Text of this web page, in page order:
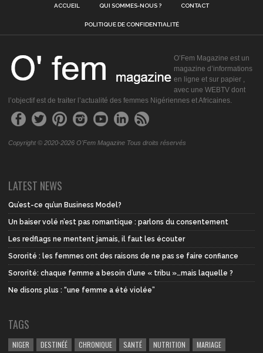
ACCUEIL QUI SOMMES-NOUS ? CONTACT
POLITIQUE DE CONFIDENTIALITÉ
O’Fem Magazine est un
magazine d’informations
en ligne et sur papier ,
avec une WEBTV dont
l’objectif est de traiter l’actualité des femmes Nigériennes et Africaines.
Copyright © 2020-2026 O'Fem Magazine Tous droits réservés
LATEST NEWS
Qu’est-ce qu’un Business Model?
Un baiser volé n’est pas romantique : parlons du consentement
Les redflags ne mentent jamais, il faut les écouter
Sororité : les femmes ont des raisons de ne pas se faire confiance
Sororité: chaque femme a besoin d’une « tribu »…mais laquelle ?
Ne disons plus : “une femme a été violée”
TAGS
NIGER DESTINÉÉ CHRONIQUE SANTÉ NUTRITION MARIAGE